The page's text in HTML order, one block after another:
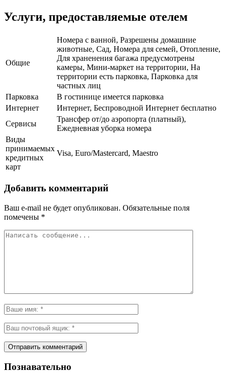
Услуги, предоставляемые отелем
Общие
Номера с ванной, Разрешены домашние
животные, Сад, Номера для семей, Отопление,
Для храненения багажа предусмотрены
камеры, Мини-маркет на территории, На
территории есть парковка, Парковка для
частных лиц
Парковка
В гостинице имеется парковка
Интернет
Интернет, Беспроводной Интернет бесплатно
Сервисы
Трансфер от/до аэропорта (платный),
Ежедневная уборка номера
Виды
принимаемых
кредитных
карт
Visa, Euro/Mastercard, Maestro
Добавить комментарий
Ваш e-mail не будет опубликован. Обязательные поля
помечены *
Познавательно